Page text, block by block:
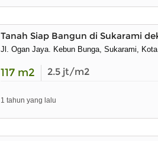
Tanah Siap Bangun di Sukarami
Jl. Ogan Jaya. Kebun Bunga, Sukarami,
117 m2 2.5 jt/m2
1 tahun yang lalu